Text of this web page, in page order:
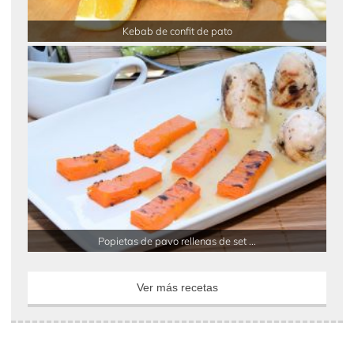
Kebab de confit de pato
Popietas de pavo rellenas de set ...
Ver más recetas